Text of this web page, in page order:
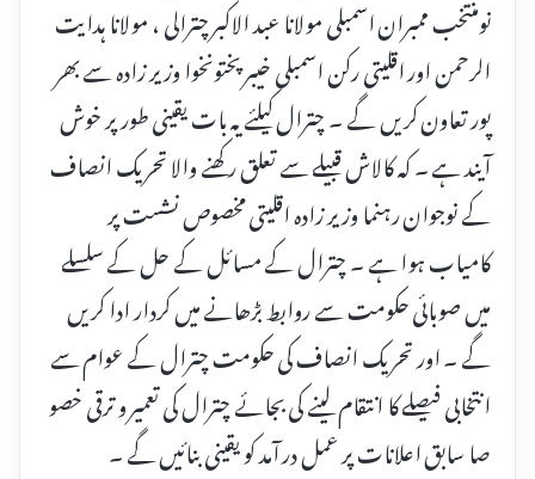
نومنتخب ممبران اسمبلی مولانا عبد الاکبر چترالی ، مولانا ہدایت
الرحمن اور اقلیتی رکن اسمبلی خیبر پختونخوا وزیر زادہ سے بھر
پور تعاون کریں گے ۔ چترال کیلئے یہ بات یقینی طور پر خوش
آیند ہے ۔ کہ کالاش قبیلے سے تعلق رکھنے والا تحریک انصاف
کے نوجوان رہنما وزیر زادہ اقلیتی مخصوص نشست پر
کامیاب ہوا ہے ۔ چترال کے مسائل کے حل کے سلسلے
میں صوبائی حکومت سے روابط بڑھانے میں کردار ادا کر یں
گے ۔ اور تحریک انصاف کی حکومت چترال کے عوام سے
انتخابی فیصلے کا انتقام لینے کی بجائے چترال کی تعمیر و ترقی خصو
صا سابق اعلانات پر عمل در آمد کو یقینی بنائیں گے ۔